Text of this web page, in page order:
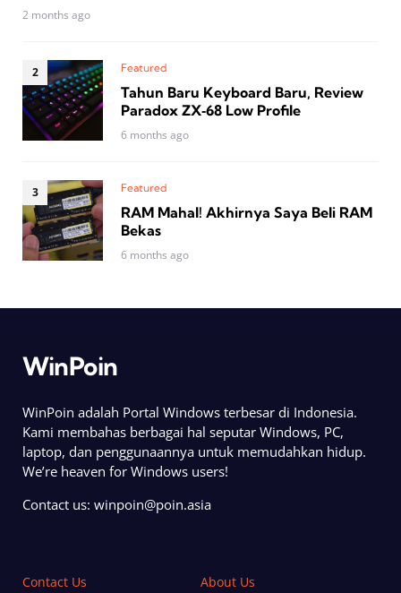
2 months ago
Featured
Tahun Baru Keyboard Baru, Review
Paradox ZX‑68 Low Profile
6 months ago
Featured
RAM Mahal! Akhirnya Saya Beli RAM
Bekas
6 months ago
WinPoin
WinPoin adalah Portal Windows terbesar di Indonesia.
Kami membahas berbagai hal seputar Windows, PC,
laptop, dan penggunaannya untuk memudahkan hidup.
We’re heaven for Windows users!
Contact us: winpoin@poin.asia
Contact Us
About Us